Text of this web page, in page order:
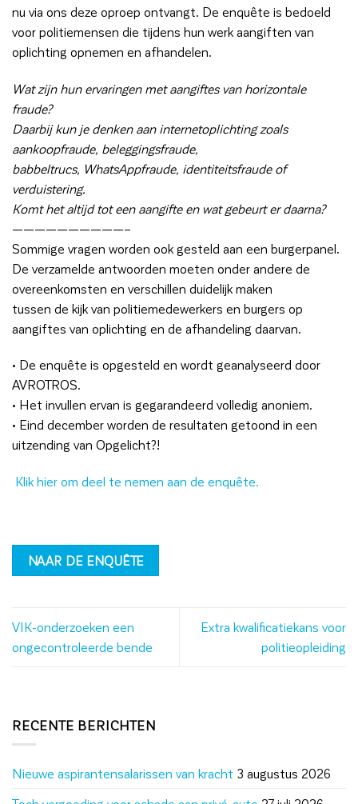
nu via ons deze oproep ontvangt. De enquête is bedoeld
voor politiemensen die tijdens hun werk aangiften van
oplichting opnemen en afhandelen.
Wat zijn hun ervaringen met aangiftes van horizontale
fraude?
Daarbij kun je denken aan internetoplichting zoals
aankoopfraude, beleggingsfraude,
babbeltrucs, WhatsAppfraude, identiteitsfraude of
verduistering.
Komt het altijd tot een aangifte en wat gebeurt er daarna?
——————————–
Sommige vragen worden ook gesteld aan een burgerpanel.
De verzamelde antwoorden moeten onder andere de
overeenkomsten en verschillen duidelijk maken
tussen de kijk van politiemedewerkers en burgers op
aangiftes van oplichting en de afhandeling daarvan.
• De enquête is opgesteld en wordt geanalyseerd door
AVROTROS.
• Het invullen ervan is gegarandeerd volledig anoniem.
• Eind december worden de resultaten getoond in een
uitzending van Opgelicht?!
Klik hier om deel te nemen aan de enquête.
NAAR DE ENQUÊTE
VIK-onderzoeken een
ongecontroleerde bende
Extra kwalificatiekans voor
politieopleiding
RECENTE BERICHTEN
Nieuwe aspirantensalarissen van kracht 3 augustus 2026